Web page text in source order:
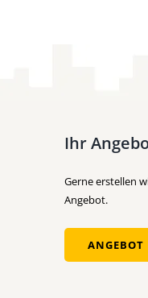
Ihr
Gerne erstellen
Angebot.
ANGEBOT